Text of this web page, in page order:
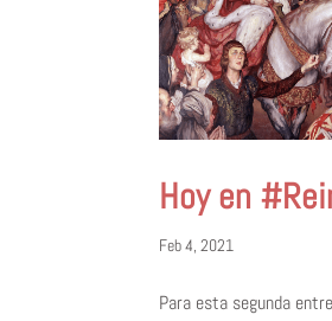
Hoy en
Feb 4, 2021
Para esta segunda